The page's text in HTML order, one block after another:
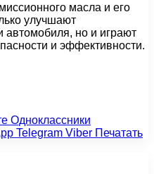
масла и его
улучшают
автомобиля, но и играют
и эффективности.
Одноклассники
Telegram Viber Печатать